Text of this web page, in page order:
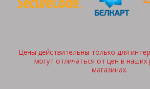
Цены действительны только для
могут отличаться от цен в наших
магазинах.